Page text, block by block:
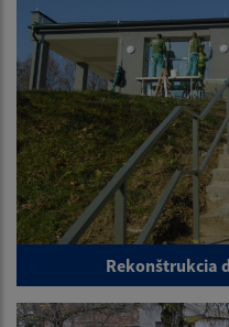
Rekonštrukcia